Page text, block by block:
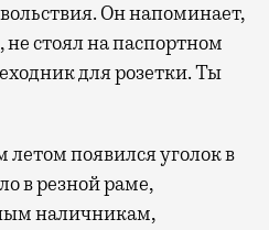
Он напоминает,
не стоял на паспортном
для розетки. Ты
летом появился уголок в
в резной раме,
наличникам,